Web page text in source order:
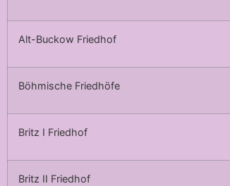
Alt-Buckow Friedhof
Böhmische Friedhöfe
Britz I Friedhof
Britz II Friedhof